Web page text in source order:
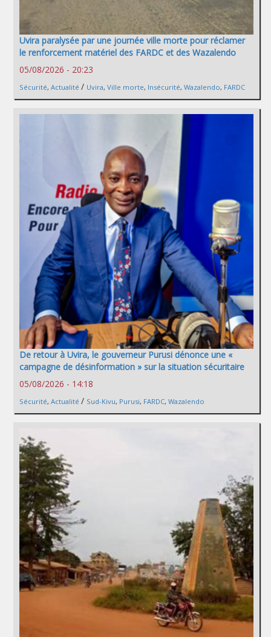
Uvira paralysée par une journée ville morte pour réclamer
le renforcement matériel des FARDC et des Wazalendo
05/08/2026 - 20:23
Sécurité, Actualité / Uvira, Ville morte, Insécurité, Wazalendo, FARDC
De retour à Uvira, le gouverneur Purusi dénonce une «
campagne de désinformation » sur la situation sécuritaire
05/08/2026 - 14:18
Sécurité, Actualité / Sud-Kivu, Purusi, FARDC, Wazalendo